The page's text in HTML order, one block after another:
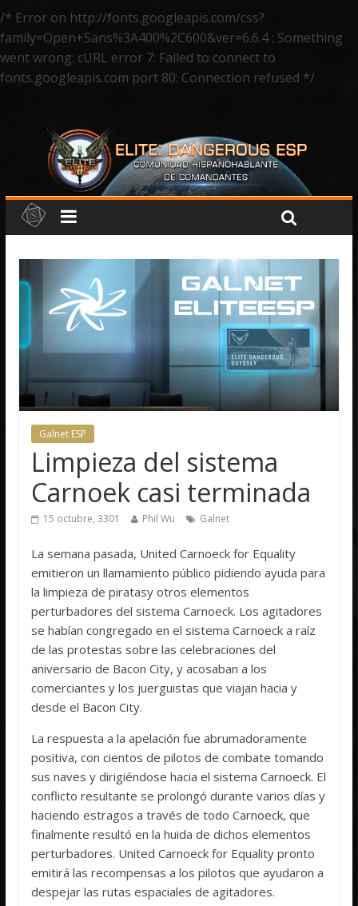
/* Error on http://fonts.googleapis.com/css?
family=Open+Sans%3A400%2C600&ver=6.6.4 : Something
went wrong: cURL error 7: Failed to connect to
fonts.googleapis.com port 80: Connection refused */
Galnet ESP
Limpieza del sistema
Carnoek casi terminada
15 octubre, 3301 Phil Wu Galnet
La semana pasada, United Carnoeck for Equality
emitieron un llamamiento público pidiendo ayuda para
la limpieza de piratasy otros elementos
perturbadores del sistema Carnoeck. Los agitadores
se habían congregado en el sistema Carnoeck a raíz
de las protestas sobre las celebraciones del
aniversario de Bacon City, y acosaban a los
comerciantes y los juerguistas que viajan hacia y
desde el Bacon City.
La respuesta a la apelación fue abrumadoramente
positiva, con cientos de pilotos de combate tomando
sus naves y dirigiéndose hacia el sistema Carnoeck. El
conflicto resultante se prolongó durante varios días y
haciendo estragos a través de todo Carnoeck, que
finalmente resultó en la huida de dichos elementos
perturbadores. United Carnoeck for Equality pronto
emitirá las recompensas a los pilotos que ayudaron a
despejar las rutas espaciales de agitadores.